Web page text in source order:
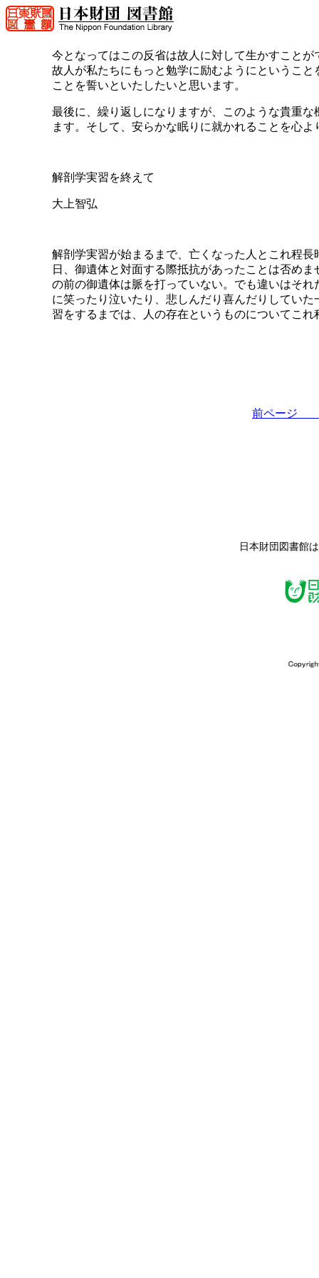
今となってはこの反省は故人に対して生かすこと
故人が私たちにもっと勉学に励むようにというこ
ことを誓いといたしたいと思います。
最後に、繰り返しになりますが、このような貴重
ます。そして、安らかな眠りに就かれることを心
解剖学実習を終えて
大上智弘
解剖学実習が始まるまで、亡くなった人とこれ程
日、御遺体と対面する際抵抗があったことは否め
の前の御遺体は脈を打っていない。でも違いはそ
に笑ったり泣いたり、悲しんだり喜んだりしてい
習をするまでは、人の存在というものについてこ
前ペー
日本財団図書館